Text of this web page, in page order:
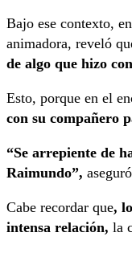
Bajo ese contexto, en
animadora, reveló
de algo que hizo
Esto, porque en el
con su compañero
“Se arrepiente de
Raimundo”,
Cabe recordar que,
intensa relación, la